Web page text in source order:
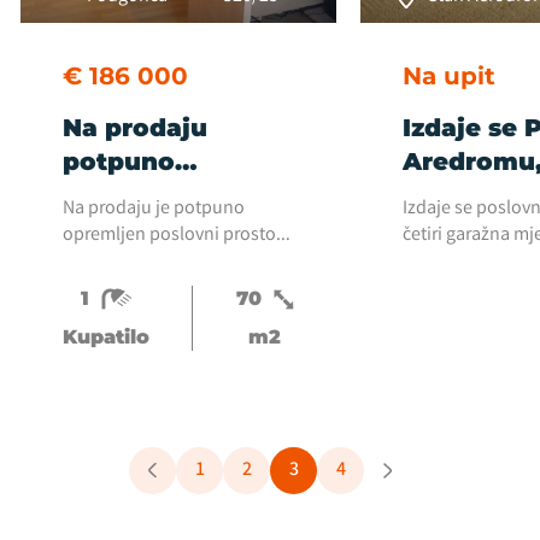
€ 186 000
Na prodaju
potpuno
opremljen
poslovni prostor
Podgorice
Na prodaju je potpuno
opremljen poslovni prostor
centru Podgorice. Prostor se
nalazi u prizemlju
jednospatne zgrade i
1
Kupatilo
70
m2
Na upit
Izdaje se
Izdaje se
četiri garažna
1 2 3 4